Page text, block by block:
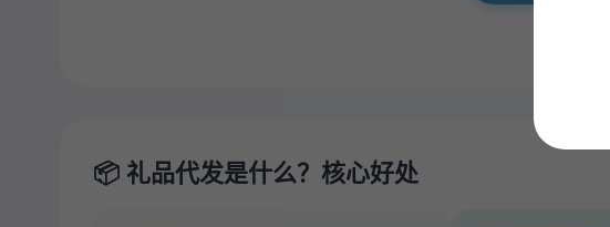
📦 礼品代发是什么？核心好处